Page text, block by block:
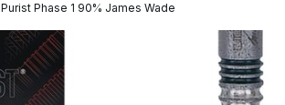
Purist Phase 1 90% James Wade